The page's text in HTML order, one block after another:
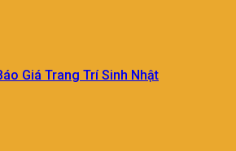
Giá Trang Trí Sinh Nhật